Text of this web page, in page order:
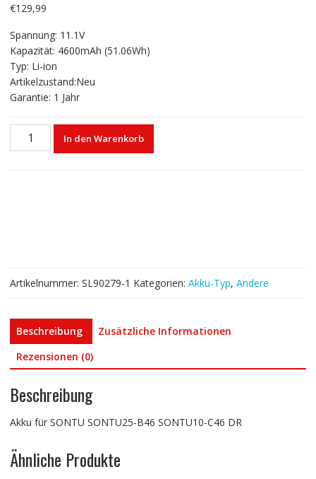
€129,99
Spannung: 11.1V
Kapazität: 4600mAh (51.06Wh)
Typ: Li-ion
Artikelzustand:Neu
Garantie: 1 Jahr
Akku
In den Warenkorb
Artikelnummer: SL90279-1 Kategorien: Akku-Typ, Andere
Beschreibung
Zusätzliche Informationen
Rezensionen (0)
Beschreibung
Akku für SONTU SONTU25-B46 SONTU10-C46 DR
Ähnliche Produkte